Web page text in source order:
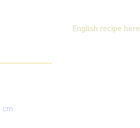
English recipe here
cm